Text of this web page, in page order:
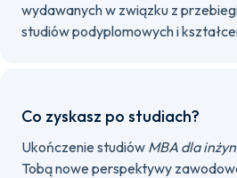
wydawanych w związku z
studiów podyplomowych i
Co zyskasz po studiach?
Ukończenie studiów MBA dla
Tobą nowe perspektywy